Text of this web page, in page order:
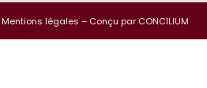
Mentions légales – Conçu par CONCILIUM